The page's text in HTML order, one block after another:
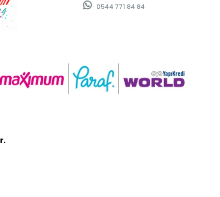
0544 771 84 84